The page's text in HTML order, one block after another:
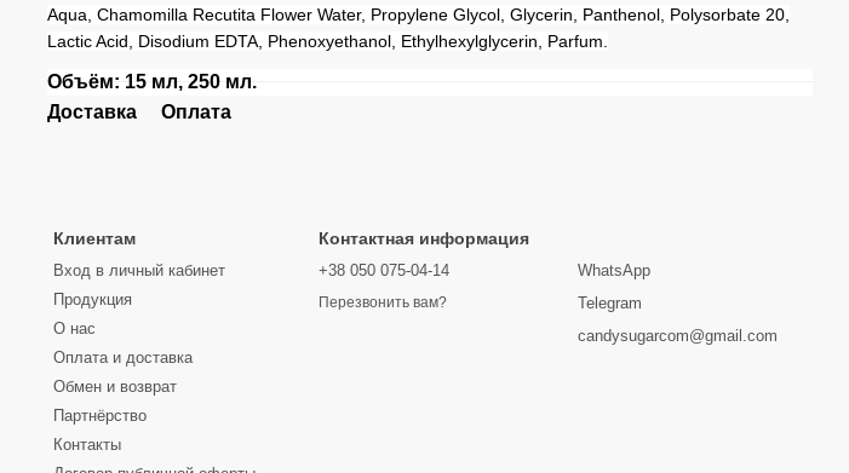
Aqua, Chamomilla Recutita Flower Water, Propylene Glycol, Glycerin, Panthenol, Polysorbate 20,
Lactic Acid, Disodium EDTA, Phenoxyethanol, Ethylhexylglycerin, Parfum.
Объём: 15 мл, 250 мл.
Доставка
Оплата
Клиентам
Вход в личный кабинет
Продукция
О нас
Оплата и доставка
Обмен и возврат
Партнёрство
Контакты
Контактная информация
+38 050 075-04-14
Перезвонить вам?
WhatsApp
Telegram
candysugarcom@gmail.com